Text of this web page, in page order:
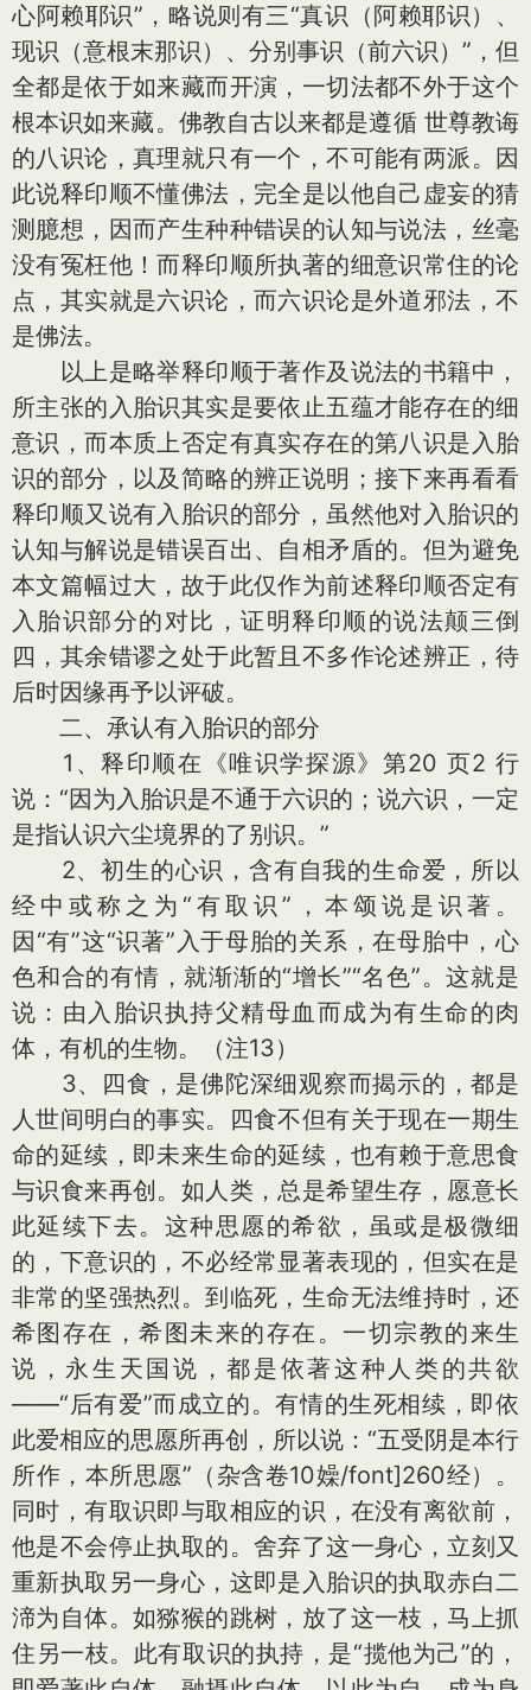
心阿赖耶识”，略说则有三“真识（阿赖耶识）、
现识（意根末那识）、分别事识（前六识）”，但
全都是依于如来藏而开演，一切法都不外于这个
根本识如来藏。佛教自古以来都是遵循 世尊教诲
的八识论，真理就只有一个，不可能有两派。因
此说释印顺不懂佛法，完全是以他自己虚妄的猜
测臆想，因而产生种种错误的认知与说法，丝毫
没有冤枉他！而释印顺所执著的细意识常住的论
点，其实就是六识论，而六识论是外道邪法，不
是佛法。
以上是略举释印顺于著作及说法的书籍中，
所主张的入胎识其实是要依止五蕴才能存在的细
意识，而本质上否定有真实存在的第八识是入胎
识的部分，以及简略的辨正说明；接下来再看看
释印顺又说有入胎识的部分，虽然他对入胎识的
认知与解说是错误百出、自相矛盾的。但为避免
本文篇幅过大，故于此仅作为前述释印顺否定有
入胎识部分的对比，证明释印顺的说法颠三倒
四，其余错谬之处于此暂且不多作论述辨正，待
后时因缘再予以评破。
二、承认有入胎识的部分
1、释印顺在《唯识学探源》第20 页2 行
说：“因为入胎识是不通于六识的；说六识，一定
是指认识六尘境界的了别识。”
2、初生的心识，含有自我的生命爱，所以
经中或称之为“有取识”，本颂说是识著。
因“有”这“识著”入于母胎的关系，在母胎中，心
色和合的有情，就渐渐的“增长”“名色”。这就是
说：由入胎识执持父精母血而成为有生命的肉
体，有机的生物。（注13）
3、四食，是佛陀深细观察而揭示的，都是
人世间明白的事实。四食不但有关于现在一期生
命的延续，即未来生命的延续，也有赖于意思食
与识食来再创。如人类，总是希望生存，愿意长
此延续下去。这种思愿的希欲，虽或是极微细
的，下意识的，不必经常显著表现的，但实在是
非常的坚强热烈。到临死，生命无法维持时，还
希图存在，希图未来的存在。一切宗教的来生
说，永生天国说，都是依著这种人类的共欲
——“后有爱”而成立的。有情的生死相续，即依
此爱相应的思愿所再创，所以说：“五受阴是本行
所作，本所思愿”（杂含卷10嬠/font]260经）。
同时，有取识即与取相应的识，在没有离欲前，
他是不会停止执取的。舍弃了这一身心，立刻又
重新执取另一身心，这即是入胎识的执取赤白二
渧为自体。如猕猴的跳树，放了这一枝，马上抓
住另一枝。此有取识的执持，是“揽他为己”的，